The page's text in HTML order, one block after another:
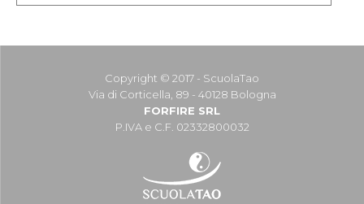
Copyright © 2017 - ScuolaTao
Via di Corticella, 89 - 40128 Bologna
FORFIRE SRL
P.IVA e C.F. 02332800032